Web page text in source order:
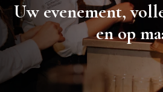
Uw evenement,
en op